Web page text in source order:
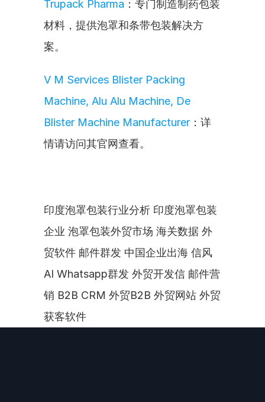
Trupack Pharma ：专门制造制药包装
材料，提供泡罩和条带包装解决方
案。
V M Services Blister Packing
Machine, Alu Alu Machine, De
Blister Machine Manufacturer ：详
情请访问其官网查看。
印度泡罩包装行业分析 印度泡罩包装
企业 泡罩包装外贸市场 海关数据 外
贸软件 邮件群发 中国企业出海 信风
AI Whatsapp群发 外贸开发信 邮件营
销 B2B CRM 外贸B2B 外贸网站 外贸
获客软件